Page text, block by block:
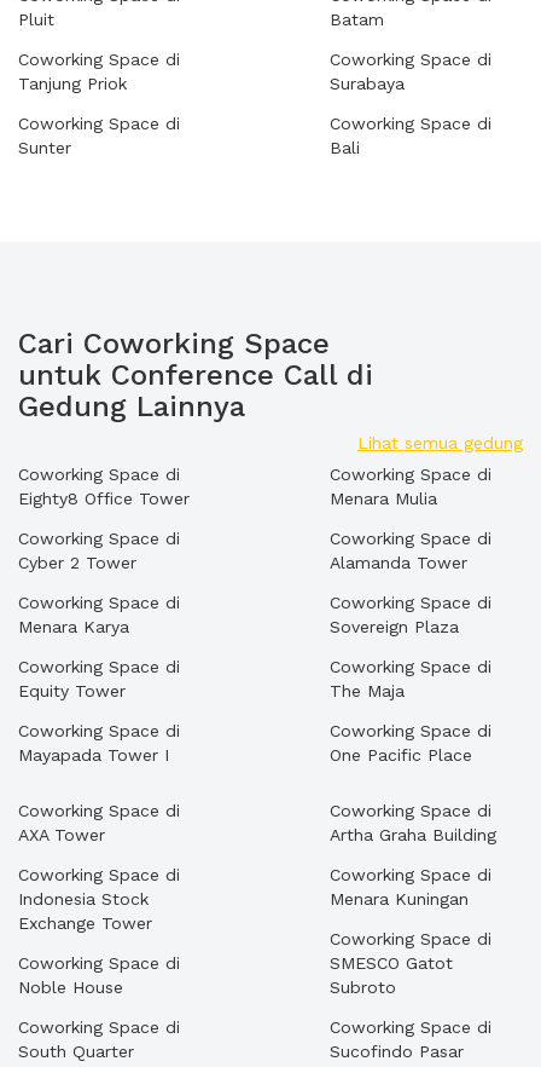
Pluit
Coworking Space di
Tanjung Priok
Coworking Space di
Sunter
Batam
Coworking Space di
Surabaya
Coworking Space di
Bali
Cari Coworking Space
untuk Conference Call di
Gedung Lainnya
Lihat semua gedung
Coworking Space di
Eighty8 Office Tower
Coworking Space di
Cyber 2 Tower
Coworking Space di
Menara Karya
Coworking Space di
Equity Tower
Coworking Space di
Mayapada Tower I
Coworking Space di
Menara Mulia
Coworking Space di
Alamanda Tower
Coworking Space di
Sovereign Plaza
Coworking Space di
The Maja
Coworking Space di
One Pacific Place
Coworking Space di
AXA Tower
Coworking Space di
Indonesia Stock
Exchange Tower
Coworking Space di
Noble House
Coworking Space di
South Quarter
Coworking Space di
Artha Graha Building
Coworking Space di
Menara Kuningan
Coworking Space di
SMESCO Gatot
Subroto
Coworking Space di
Sucofindo Pasar